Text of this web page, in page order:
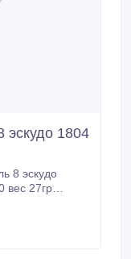
эскудо 1804
8 эскудо
вес 27гр